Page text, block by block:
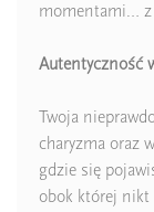
momentami… z
Autentyczność
Twoja
charyzma oraz
gdzie się
obok której nikt